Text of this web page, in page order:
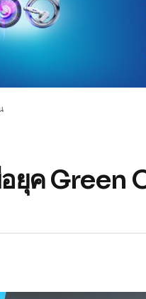
อยุค